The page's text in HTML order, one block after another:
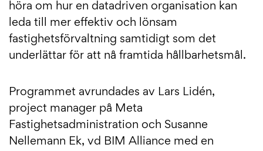
höra om hur en datadriven organisation kan
leda till mer effektiv och lönsam
fastighetsförvaltning samtidigt som det
underlättar för att nå framtida hållbarhetsmål.
Programmet avrundades av Lars Lidén,
project manager på Meta
Fastighetsadministration och Susanne
Nellemann Ek, vd BIM Alliance med en